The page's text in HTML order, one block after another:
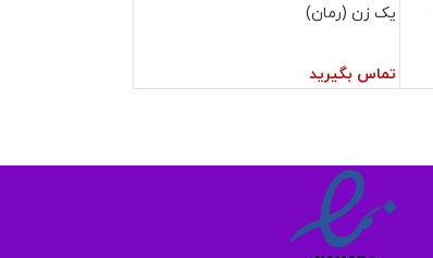
یک زن (رمان)
تماس بگیرید